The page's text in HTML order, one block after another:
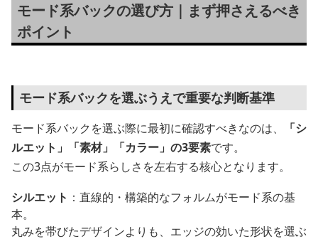
モード系バックの選び方｜まず押さえるべき
ポイント
モード系バックを選ぶうえで重要な判断基準
モード系バックを選ぶ際に最初に確認すべきなのは、
「シ
ルエット」「素材」「カラー」の3要素です。
この3点がモード系らしさを左右する核心となります。
シルエット ：直線的・構築的なフォルムがモード系の基
本。
丸みを帯びたデザインよりも、エッジの効いた形状を選ぶ